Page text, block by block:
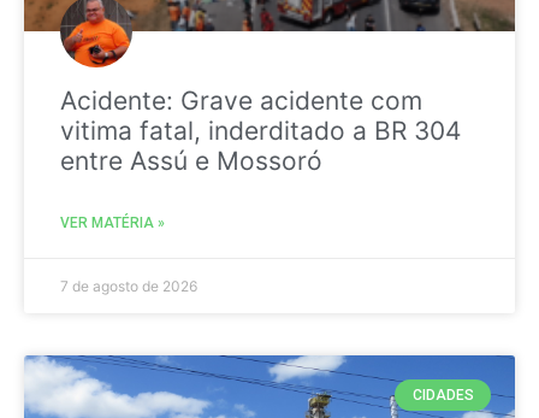
Acidente: Grave acidente com
vitima fatal, inderditado a BR 304
entre Assú e Mossoró
VER MATÉRIA »
7 de agosto de 2026
CIDADES